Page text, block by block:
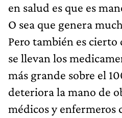
en salud es que es
O sea que genera
Pero también es cierto
se llevan los
más grande sobre el
deteriora la mano de
médicos y enfermeros